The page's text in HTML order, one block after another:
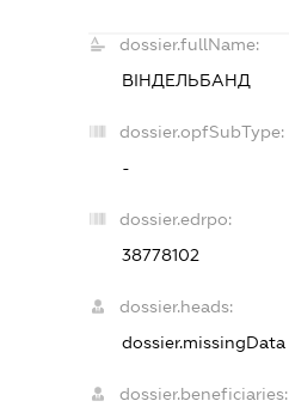
dossier.fullName:
ВІНДЕЛЬБАНД
dossier.opfSubType:
-
dossier.edrpo:
38778102
dossier.heads:
dossier.missingData
dossier.beneficiaries: